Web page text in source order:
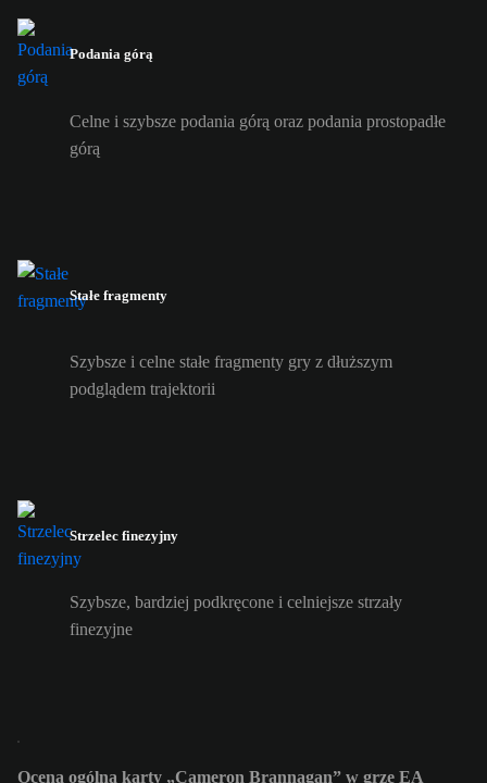
Podania górą
Celne i szybsze podania górą oraz podania prostopadłe
górą
Stałe fragmenty
Szybsze i celne stałe fragmenty gry z dłuższym
podglądem trajektorii
Strzelec finezyjny
Szybsze, bardziej podkręcone i celniejsze strzały
finezyjne
Ocena ogólna karty „Cameron Brannagan” w grze EA